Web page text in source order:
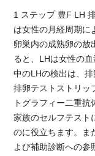
1 ステップ 豊F LH
は女性の月経周期に
卵巣内の成熟卵の放
ると、LHは女性の
中のLHの検出は、
排卵テストストリッ
トグラフィー二重抗
家族のセルフテスト
のに役立ちます。ま
よび補助診断への参